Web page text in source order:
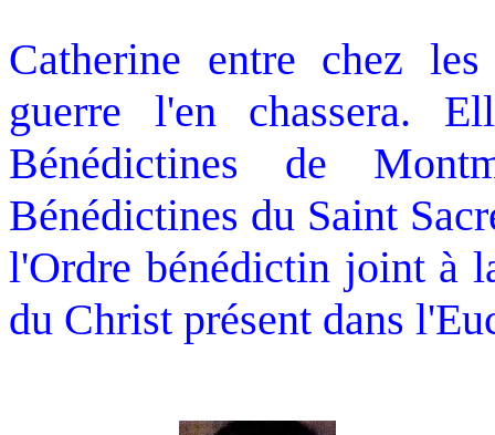
Catherine entre chez
guerre l'en chassera.
Bénédictines de
Bénédictines du Saint
l'Ordre bénédictin joint à
du Christ présent dans